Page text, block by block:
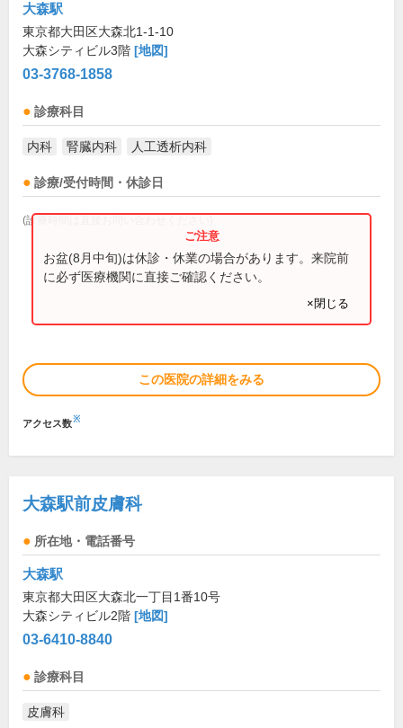
大森駅
東京都大田区大森北1-1-10
大森シティビル3階 [地図]
03-3768-1858
診療科目
内科 腎臓内科 人工透析内科
診療/受付時間・休診日
(診療時間は直接お問い合わせください)
お盆(8月中旬)は休診・休業の場合があります。来院前
に必ず医療機関に直接ご確認ください。
×閉じる
この医院の詳細をみる
アクセス数※
大森駅前皮膚科
所在地・電話番号
大森駅
東京都大田区大森北一丁目1番10号
大森シティビル2階 [地図]
03-6410-8840
診療科目
皮膚科